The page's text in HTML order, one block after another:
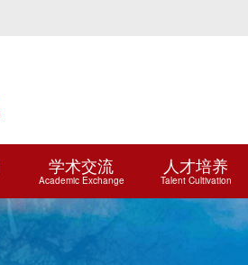
学术交流
Academic Exchange
人才培养
Talent Cultivation